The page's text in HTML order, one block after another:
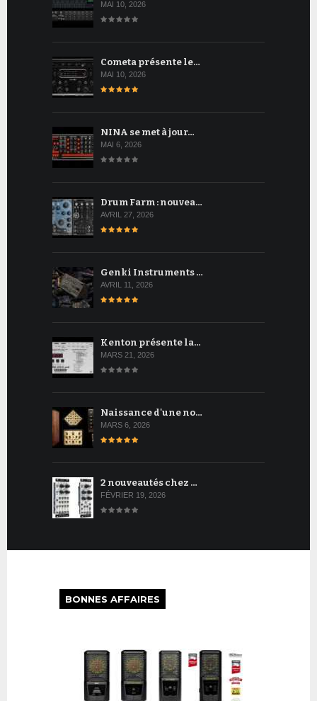
MAI 10, 2026
Cometa présente le…
MAI 10, 2026
NINA se met à jour…
MAI 6, 2026
Drum Farm : nouvea…
AVRIL 27, 2026
Genki Instruments …
AVRIL 11, 2026
Kenton présente la…
MARS 21, 2026
Naissance d'une no…
MARS 6, 2026
2 nouveautés chez …
FÉVRIER 19, 2026
BONNES AFFAIRES